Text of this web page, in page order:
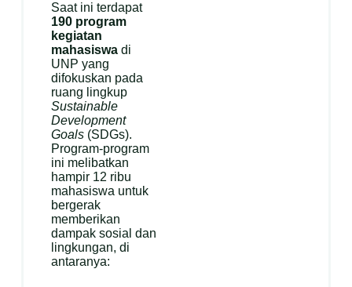
Saat ini terdapat
190 program
kegiatan
mahasiswadi
UNP yang
difokuskan pada
ruang lingkup
Sustainable
Development
Goals(SDGs).
Program-program
ini melibatkan
hampir 12 ribu
mahasiswa untuk
bergerak
memberikan
dampak sosial dan
lingkungan, di
antaranya: